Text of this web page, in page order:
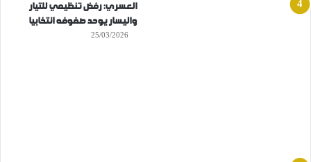
العسري: رفض تنظيمي للتيار
واليسار يوحد صفوفه انتخابيا
25/03/2026